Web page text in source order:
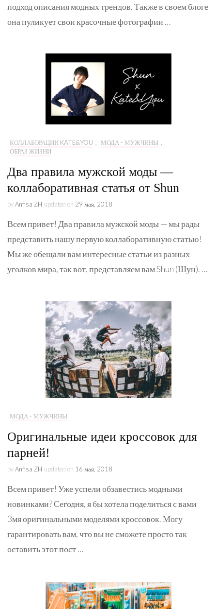
подход описания модных трендов. Также в своем блоге
она пуликует свои красочные фотографии …
КОЛЛАБОРАЦИИ KATE&YOU , МОДА - МУЖЧИНЫ ,
ОБРАЗ ЖИЗНИ
Два правила мужской моды —
коллаборативная статья от Shun
byAnfisa ZH updated on 29 мая, 2018
Всем привет! Два правила мужской моды — мы рады
представить нашу первую коллаборативную статью!
Мы же обещали вам интересные статьи из разных
уголков мира, так вот, представляем вам Shun (Шун). …
МОДА - МУЖЧИНЫ
Оригинальные идеи кроссовок для
парней!
byAnfisa ZH updated on 16 мая, 2018
Всем привет! Уже успели обзавестись модными
новинками? Сегодня, я бы хотела поделиться с вами
3мя оригинальными моделями кроссовок. Могу
гарантировать вам, что вы не сможете просто так
оставить этот пост …